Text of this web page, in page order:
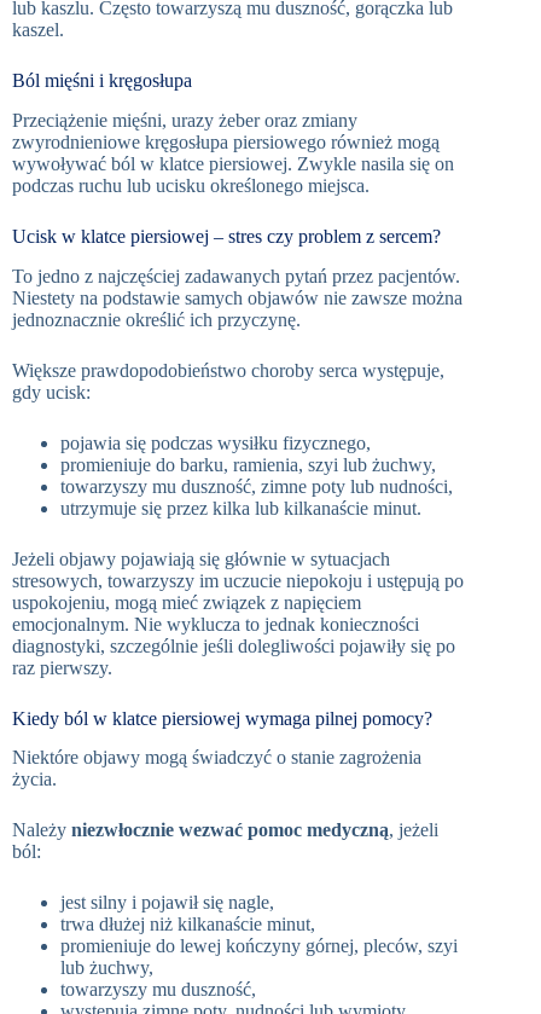
lub kaszlu. Często towarzyszą mu duszność, gorączka lub
kaszel.
Ból mięśni i kręgosłupa
Przeciążenie mięśni, urazy żeber oraz zmiany
zwyrodnieniowe kręgosłupa piersiowego również mogą
wywoływać ból w klatce piersiowej. Zwykle nasila się on
podczas ruchu lub ucisku określonego miejsca.
Ucisk w klatce piersiowej – stres czy problem z sercem?
To jedno z najczęściej zadawanych pytań przez pacjentów.
Niestety na podstawie samych objawów nie zawsze można
jednoznacznie określić ich przyczynę.
Większe prawdopodobieństwo choroby serca występuje,
gdy ucisk:
pojawia się podczas wysiłku fizycznego,
promieniuje do barku, ramienia, szyi lub żuchwy,
towarzyszy mu duszność, zimne poty lub nudności,
utrzymuje się przez kilka lub kilkanaście minut.
Jeżeli objawy pojawiają się głównie w sytuacjach
stresowych, towarzyszy im uczucie niepokoju i ustępują po
uspokojeniu, mogą mieć związek z napięciem
emocjonalnym. Nie wyklucza to jednak konieczności
diagnostyki, szczególnie jeśli dolegliwości pojawiły się po
raz pierwszy.
Kiedy ból w klatce piersiowej wymaga pilnej pomocy?
Niektóre objawy mogą świadczyć o stanie zagrożenia
życia.
Należy niezwłocznie wezwać pomoc medyczną, jeżeli
ból:
jest silny i pojawił się nagle,
trwa dłużej niż kilkanaście minut,
promieniuje do lewej kończyny górnej, pleców, szyi
lub żuchwy,
towarzyszy mu duszność,